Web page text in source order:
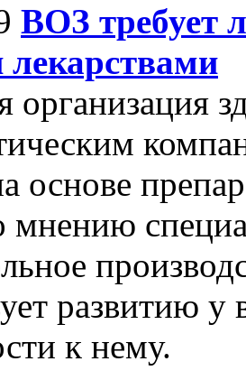
ВОЗ требует
организация
основе
развитию у
к нему.